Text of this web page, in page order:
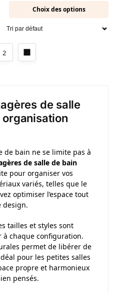
Choix des options
2
de salle
de bain ne se limite pas à
de salle de bain
pour organiser vos
variés, telles que le
optimiser l’espace tout
design.
tailles et styles sont
à chaque configuration.
permet de libérer de
pour les petites salles
propre et harmonieux
pensés.